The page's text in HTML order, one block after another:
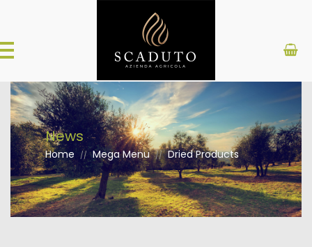
News
Home // Mega Menu // Dried Products